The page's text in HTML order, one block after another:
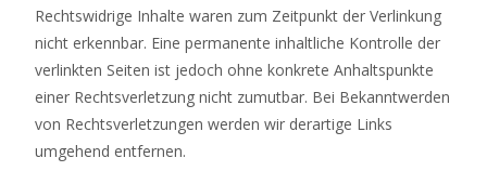
Rechtswidrige Inhalte waren zum Zeitpunkt der Verlinkung
nicht erkennbar. Eine permanente inhaltliche Kontrolle der
verlinkten Seiten ist jedoch ohne konkrete Anhaltspunkte
einer Rechtsverletzung nicht zumutbar. Bei Bekanntwerden
von Rechtsverletzungen werden wir derartige Links
umgehend entfernen.